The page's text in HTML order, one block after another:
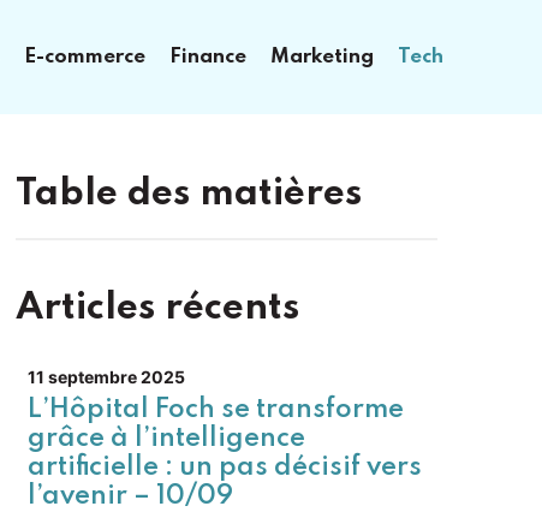
E-commerce Finance Marketing Tech
Table des matières
Articles récents
11 septembre 2025
L’Hôpital Foch se transforme
grâce à l’intelligence
artificielle : un pas décisif vers
l’avenir – 10/09